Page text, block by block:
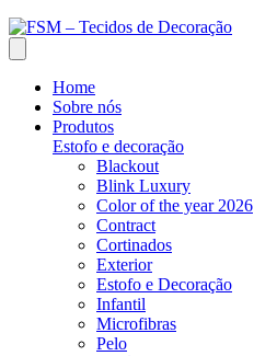
Home
Sobre nós
Produtos
Estofo e decoração
Blackout
Blink Luxury
Color of the year 2026
Contract
Cortinados
Exterior
Estofo e Decoração
Infantil
Microfibras
Pelo